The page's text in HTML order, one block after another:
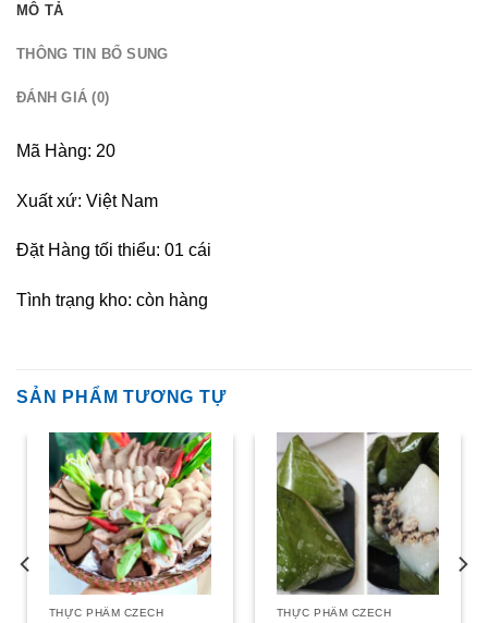
MÔ TẢ
THÔNG TIN BỔ SUNG
ĐÁNH GIÁ (0)
Mã Hàng: 20
Xuất xứ: Việt Nam
Đặt Hàng tối thiểu: 01 cái
Tình trạng kho: còn hàng
SẢN PHẨM TƯƠNG TỰ
THỰC PHẨM CZECH THỰC PHẨM CZECH